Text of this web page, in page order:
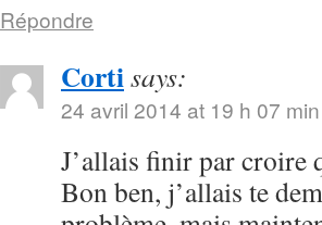
Répondre
Cortisays:
24 avril 2014 at 19 h 07 min
J’allais finir par croire
Bon ben, j’allais te